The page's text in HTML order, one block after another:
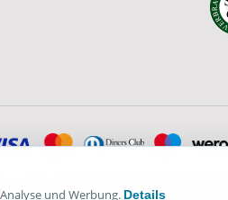
- e.Kfr. 1998-2026. Alle Rechte
inkl. Mehrwertsteuer, zzgl.
und Werbung. Details